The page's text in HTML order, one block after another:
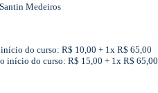
Medeiros
do curso: R$ 10,00 + 1x R$ 65,00
início do curso: R$ 15,00 + 1x R$ 65,00